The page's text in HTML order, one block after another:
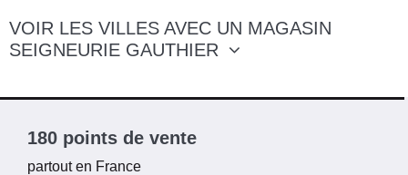
VOIR LES VILLES AVEC UN MAGASIN
SEIGNEURIE GAUTHIER
180 points de vente
partout en France